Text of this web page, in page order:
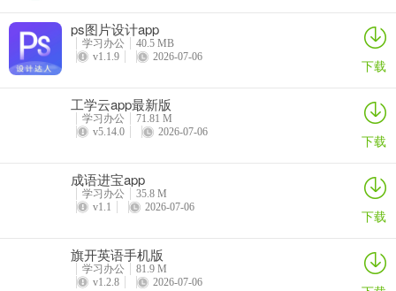
ps图片设计app
学习办公
40.5 MB
v1.1.9
2026-07-06 下载
工学云app最新版
学习办公
71.81 M
v5.14.0
2026-07-06 下载
成语进宝app
学习办公
35.8 M
v1.1
2026-07-06 下载
旗开英语手机版
学习办公
81.9 M
v1.2.8
2026-07-06